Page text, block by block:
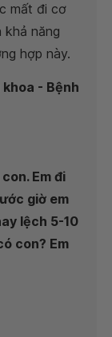
mất đi cơ
năng
hợp này.
- Bệnh
Em đi
giờ em
lệch 5-10
con? Em